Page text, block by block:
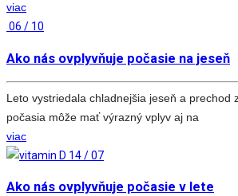
viac
06 / 10
Ako nás ovplyvňuje počasie na jeseň
Leto vystriedala chladnejšia jeseň a prechod
počasia môže mať výrazný vplyv aj na
viac
14 / 07
Ako nás ovplyvňuje počasie v lete